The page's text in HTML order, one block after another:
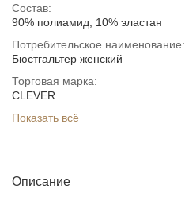
Состав:
90% полиамид, 10% эластан
Потребительское наименование:
Бюстгальтер женский
Торговая марка:
CLEVER
Показать всё
Описание